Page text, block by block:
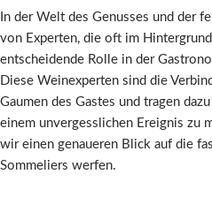
In der Welt des Genusses und der
von Experten, die oft im
entscheidende Rolle in der
Diese Weinexperten sind die
Gaumen des Gastes und tragen
einem unvergesslichen Ereignis zu
wir einen genaueren Blick auf die
Sommeliers werfen.